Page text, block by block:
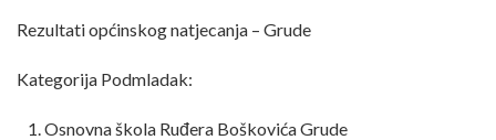
Rezultati općinskog natjecanja – Grude
Kategorija Podmladak:
Osnovna škola Ruđera Boškovića Grude